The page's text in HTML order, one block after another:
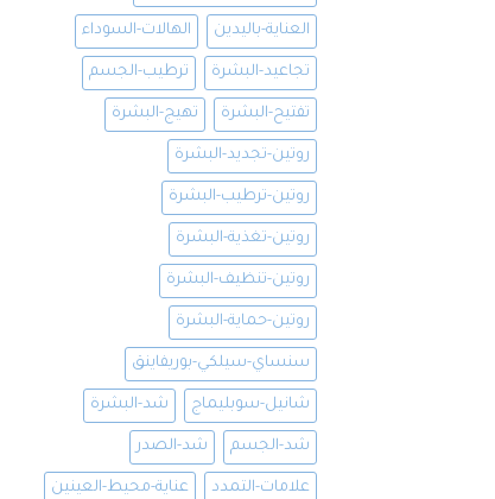
العناية-باليدين الهالات-السوداء
تجاعيد-البشرة ترطيب-الجسم
تفتيح-البشرة تهيج-البشرة
روتين-تجديد-البشرة
روتين-ترطيب-البشرة
روتين-تغذية-البشرة
روتين-تنظيف-البشرة
روتين-حماية-البشرة
سنساي-سيلكي-بوريفاينق
شانيل-سوبليماج شد-البشرة
شد-الجسم شد-الصدر
علامات-التمدد عناية-محيط-العينين